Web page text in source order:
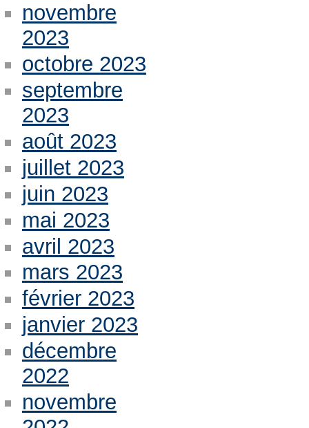
novembre
2023
octobre 2023
septembre
2023
août 2023
juillet 2023
juin 2023
mai 2023
avril 2023
mars 2023
février 2023
janvier 2023
décembre
2022
novembre